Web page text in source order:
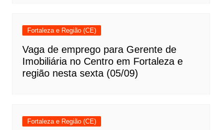
Fortaleza e Região (CE)
Vaga de emprego para Gerente de
Imobiliária no Centro em Fortaleza e
região nesta sexta (05/09)
Fortaleza e Região (CE)